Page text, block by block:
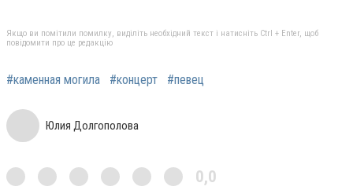
Якщо ви помітили помилку, виділіть необхідний текст і натисніть Ctrl + Enter, щоб
повідомити про це редакцію
#каменная могила #концерт #певец
Юлия Долгополова
0,0